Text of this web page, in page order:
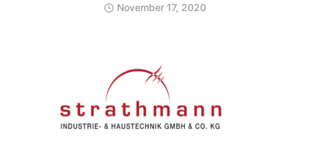
November 17, 2020